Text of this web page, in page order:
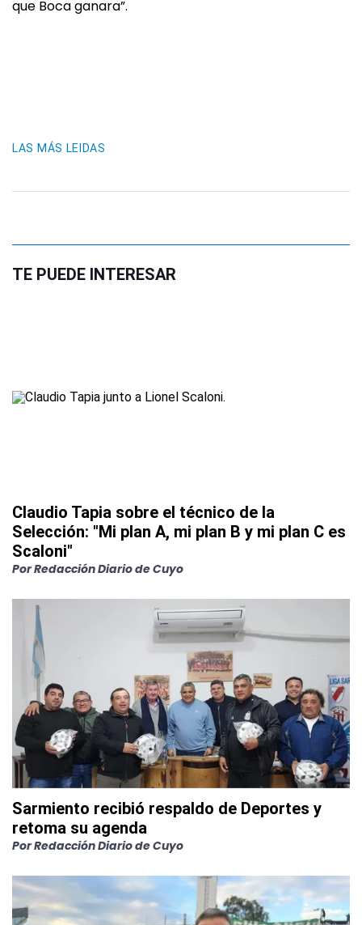
que Boca ganara”.
LAS MÁS LEIDAS
TE PUEDE INTERESAR
Claudio Tapia sobre el técnico de la
Selección: "Mi plan A, mi plan B y mi plan C es
Scaloni"
PorRedacción Diario de Cuyo
Sarmiento recibió respaldo de Deportes y
retoma su agenda
PorRedacción Diario de Cuyo